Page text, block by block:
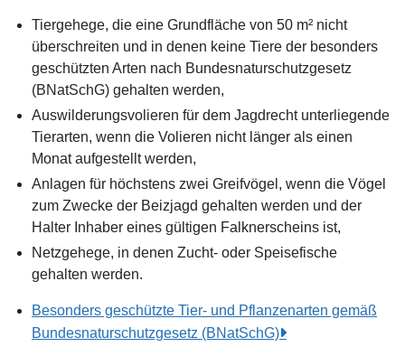
Tiergehege, die eine Grundfläche von 50 m² nicht
überschreiten und in denen keine Tiere der besonders
geschützten Arten nach Bundesnaturschutzgesetz
(BNatSchG) gehalten werden,
Auswilderungsvolieren für dem Jagdrecht unterliegende
Tierarten, wenn die Volieren nicht länger als einen
Monat aufgestellt werden,
Anlagen für höchstens zwei Greifvögel, wenn die Vögel
zum Zwecke der Beizjagd gehalten werden und der
Halter Inhaber eines gültigen Falknerscheins ist,
Netzgehege, in denen Zucht- oder Speisefische
gehalten werden.
Besonders geschützte Tier- und Pflanzenarten gemäß
Bundesnaturschutzgesetz (BNatSchG)